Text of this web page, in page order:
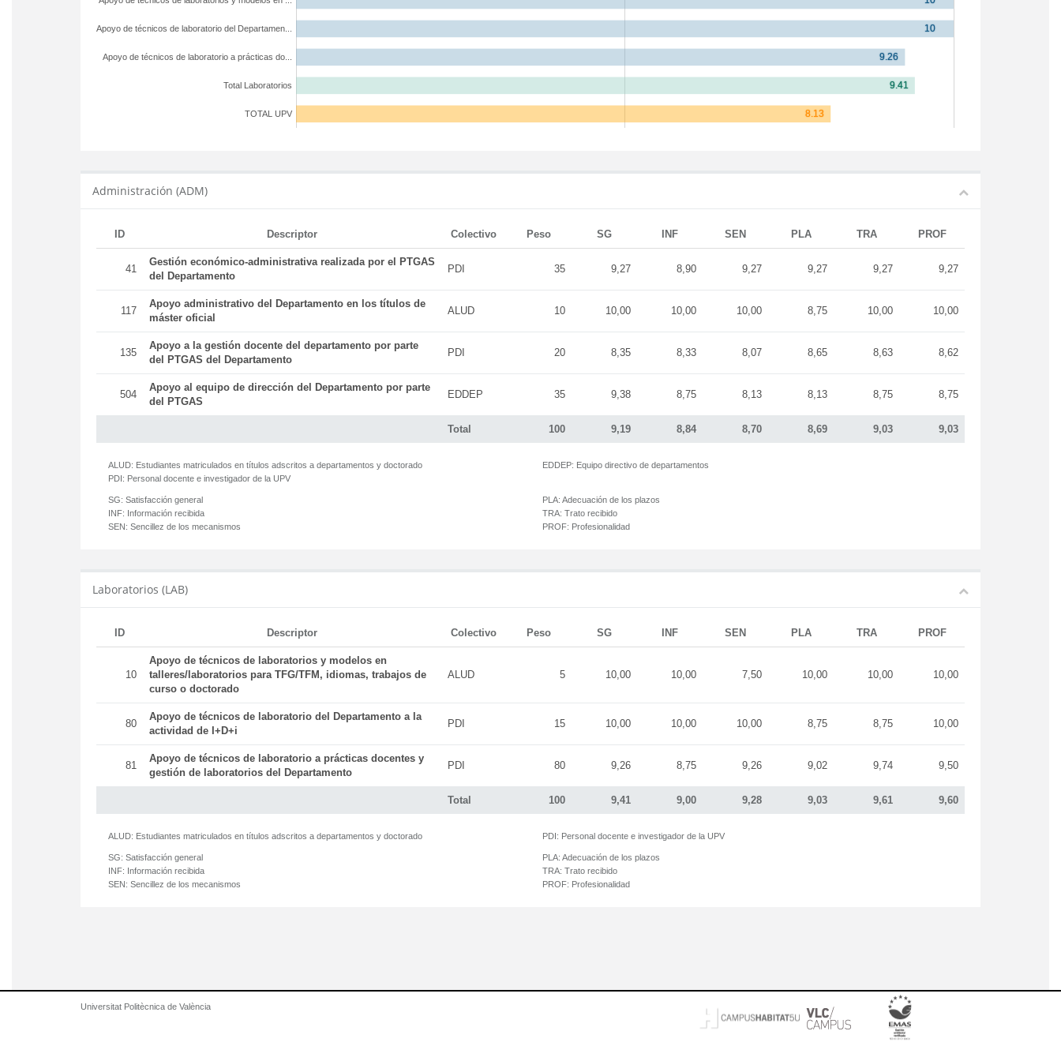
TOTAL UPV
Total Laboratorios
Apoyo de técnicos de laboratorio a prácticas do...
Apoyo de técnicos de laboratorio del Departamen...
Administración (ADM)
ID Descriptor Colectivo Peso SG INF SEN PLA TRA PROF
Total 100 9,19 8,84 8,70 8,69 9,03 9,03
41
Gestión económico-administrativa realizada por el PTGAS
del Departamento
PDI 35 9,27 8,90 9,27 9,27 9,27 9,27
117
Apoyo administrativo del Departamento en los títulos de
máster oficial
ALUD 10 10,00 10,00 10,00 8,75 10,00 10,00
135
Apoyo a la gestión docente del departamento por parte
del PTGAS del Departamento
PDI 20 8,35 8,33 8,07 8,65 8,63 8,62
504
Apoyo al equipo de dirección del Departamento por parte
del PTGAS
EDDEP 35 9,38 8,75 8,13 8,13 8,75 8,75
ALUD: Estudiantes matriculados en títulos adscritos a departamentos y doctorado
PDI: Personal docente e investigador de la UPV
EDDEP: Equipo directivo de departamentos
SG: Satisfacción general
INF: Información recibida
SEN: Sencillez de los mecanismos
PLA: Adecuación de los plazos
TRA: Trato recibido
PROF: Profesionalidad
Laboratorios (LAB)
ID Descriptor Colectivo Peso SG INF SEN PLA TRA PROF
Total 100 9,41 9,00 9,28 9,03 9,61 9,60
10
Apoyo de técnicos de laboratorios y modelos en
talleres/laboratorios para TFG/TFM, idiomas, trabajos de
curso o doctorado
ALUD 5 10,00 10,00 7,50 10,00 10,00 10,00
80
Apoyo de técnicos de laboratorio del Departamento a la
actividad de I+D+i
PDI 15 10,00 10,00 10,00 8,75 8,75 10,00
81
Apoyo de técnicos de laboratorio a prácticas docentes y
gestión de laboratorios del Departamento
PDI 80 9,26 8,75 9,26 9,02 9,74 9,50
ALUD: Estudiantes matriculados en títulos adscritos a departamentos y doctorado PDI: Personal docente e investigador de la UPV
SG: Satisfacción general
INF: Información recibida
SEN: Sencillez de los mecanismos
PLA: Adecuación de los plazos
TRA: Trato recibido
PROF: Profesionalidad
Universitat Politècnica de València